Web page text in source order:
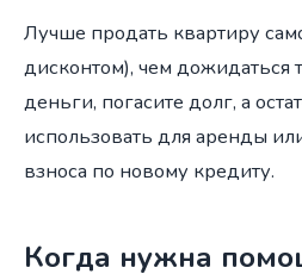
Лучше продать квартиру
дисконтом), чем дожидаться
деньги, погасите долг, а
использовать для аренды
взноса по новому кредиту.
Когда нужна